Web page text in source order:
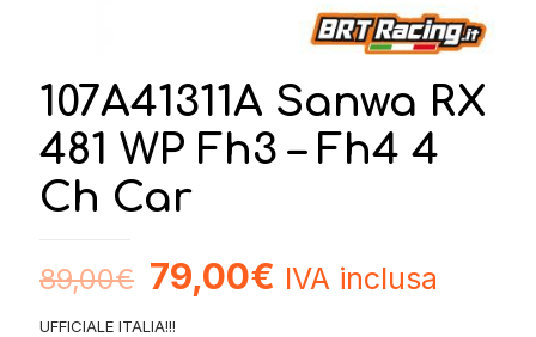
107A41311A Sanwa RX
481 WP Fh3 – Fh4 4
Ch Car
89,00€ 79,00€ IVA inclusa
UFFICIALE ITALIA!!!